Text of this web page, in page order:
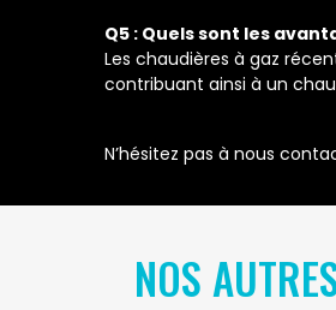
Q5 : Quels sont les
Les chaudières à gaz
contribuant ainsi à un
N’hésitez pas à nous
NOS